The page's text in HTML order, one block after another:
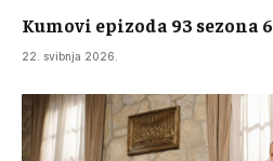
Kumovi epizoda 93 sezona 6
22. svibnja 2026.